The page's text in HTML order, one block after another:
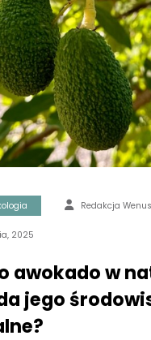
Redakcja
2025
awokado w
jego